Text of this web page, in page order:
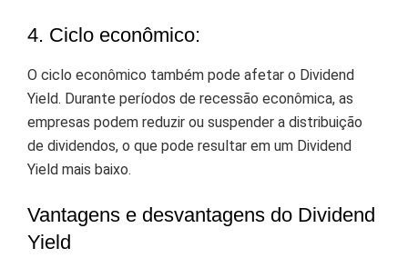
4. Ciclo econômico:
O ciclo econômico também pode afetar o Dividend
Yield. Durante períodos de recessão econômica, as
empresas podem reduzir ou suspender a distribuição
de dividendos, o que pode resultar em um Dividend
Yield mais baixo.
Vantagens e desvantagens do Dividend
Yield